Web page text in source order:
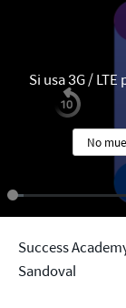
Si usa 3G /
No
Success
Sandoval